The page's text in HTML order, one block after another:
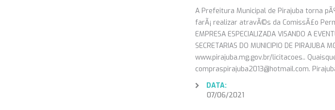
A Prefeitura Municipal de Pirajuba torna
farÃ¡ realizar atravÃ©s da ComissÃ£o
EMPRESA ESPECIALIZADA VISANDO A
SECRETARIAS DO MUNICIPIO DE
www.pirajuba.mg.gov.br/licitacoes..
compraspirajuba2013@hotmail.com.
DATA:
07/06/2021